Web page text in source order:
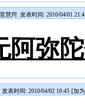
慧窍 发表时间: 2010/04/01
阿弥
发表时间: 2010/04/02 10:45 [加